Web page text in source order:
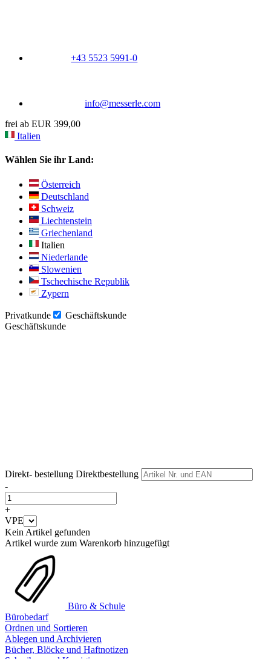
+43 5523 5991-0
info@messerle.com
frei ab EUR 399,00
Italien
Wählen Sie ihr Land:
Österreich
Deutschland
Schweiz
Liechtenstein
Griechenland
Italien
Niederlande
Slowenien
Tschechische Republik
Zypern
Privatkunde
Geschäftskunde
Geschäftskunde
Direkt- bestellung Direktbestellung
-
+
VPE
Kein Artikel gefunden
Artikel wurde zum Warenkorb hinzugefügt
Büro & Schule
Bürobedarf
Ordnen und Sortieren
Ablegen und Archivieren
Bücher, Blöcke und Haftnotizen